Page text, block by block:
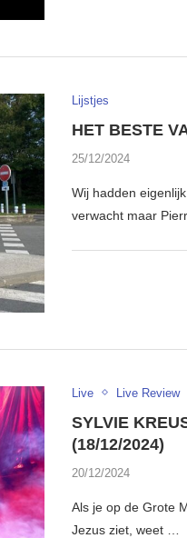
Lijstjes
HET BESTE
25/12/2024
Wij hadden
verwacht maar
Live Live Review
SYLVIE
(18/12/2024)
20/12/2024
Als je op de Grote
Jezus ziet, weet …